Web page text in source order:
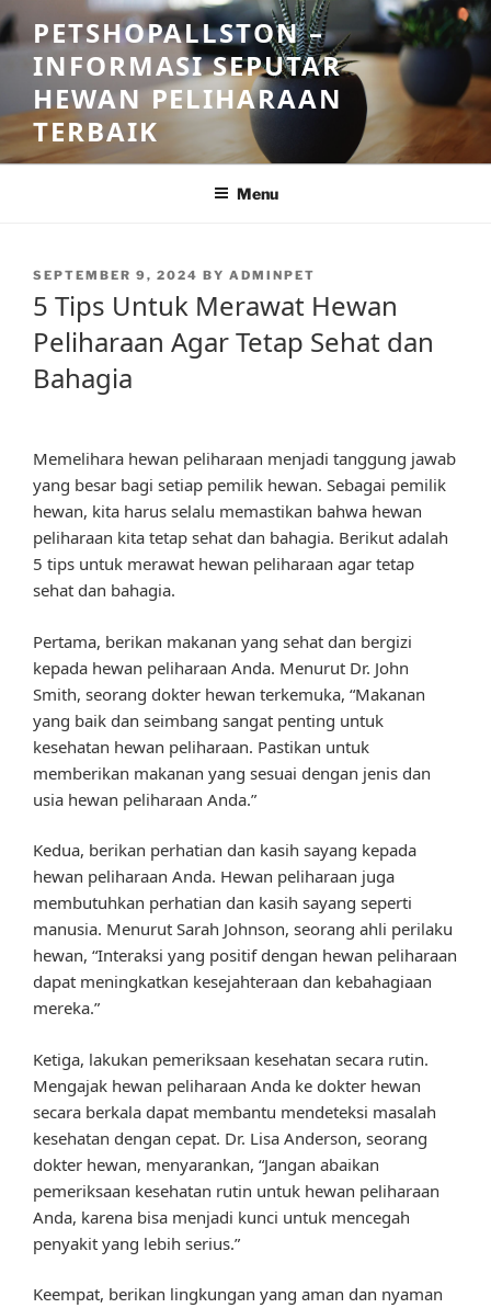
Skip
to
content
PETSHOPALLSTON –
INFORMASI SEPUTAR
HEWAN PELIHARAAN
TERBAIK
Menu
POSTED
SEPTEMBER 9, 2024 BY ADMINPET
5 Tips Untuk Merawat Hewan
Peliharaan Agar Tetap Sehat dan
Bahagia
Memelihara hewan peliharaan menjadi tanggung jawab
yang besar bagi setiap pemilik hewan. Sebagai pemilik
hewan, kita harus selalu memastikan bahwa hewan
peliharaan kita tetap sehat dan bahagia. Berikut adalah
5 tips untuk merawat hewan peliharaan agar tetap
sehat dan bahagia.
Pertama, berikan makanan yang sehat dan bergizi
kepada hewan peliharaan Anda. Menurut Dr. John
Smith, seorang dokter hewan terkemuka, “Makanan
yang baik dan seimbang sangat penting untuk
kesehatan hewan peliharaan. Pastikan untuk
memberikan makanan yang sesuai dengan jenis dan
usia hewan peliharaan Anda.”
Kedua, berikan perhatian dan kasih sayang kepada
hewan peliharaan Anda. Hewan peliharaan juga
membutuhkan perhatian dan kasih sayang seperti
manusia. Menurut Sarah Johnson, seorang ahli perilaku
hewan, “Interaksi yang positif dengan hewan peliharaan
dapat meningkatkan kesejahteraan dan kebahagiaan
mereka.”
Ketiga, lakukan pemeriksaan kesehatan secara rutin.
Mengajak hewan peliharaan Anda ke dokter hewan
secara berkala dapat membantu mendeteksi masalah
kesehatan dengan cepat. Dr. Lisa Anderson, seorang
dokter hewan, menyarankan, “Jangan abaikan
pemeriksaan kesehatan rutin untuk hewan peliharaan
Anda, karena bisa menjadi kunci untuk mencegah
penyakit yang lebih serius.”
Keempat, berikan lingkungan yang aman dan nyaman